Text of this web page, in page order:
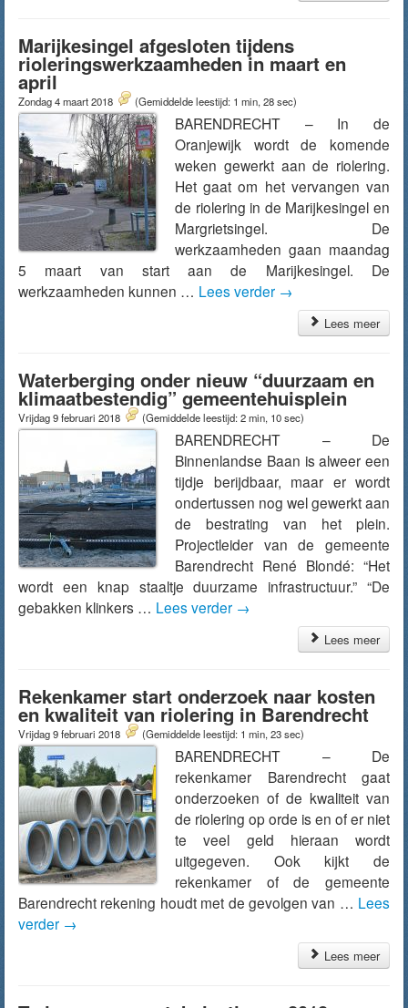
Marijkesingel afgesloten tijdens
rioleringswerkzaamheden in maart en
april
Zondag 4 maart 2018 (Gemiddelde leestijd: 1 min, 28 sec)
BARENDRECHT – In de
Oranjewijk wordt de komende
weken gewerkt aan de riolering.
Het gaat om het vervangen van
de riolering in de Marijkesingel en
Margrietsingel. De
werkzaamheden gaan maandag
5 maart van start aan de Marijkesingel. De
werkzaamheden kunnen … Lees verder →
Lees meer
Waterberging onder nieuw “duurzaam en
klimaatbestendig” gemeentehuisplein
Vrijdag 9 februari 2018 (Gemiddelde leestijd: 2 min, 10 sec)
BARENDRECHT – De
Binnenlandse Baan is alweer een
tijdje berijdbaar, maar er wordt
ondertussen nog wel gewerkt aan
de bestrating van het plein.
Projectleider van de gemeente
Barendrecht René Blondé: “Het
wordt een knap staaltje duurzame infrastructuur.” “De
gebakken klinkers … Lees verder →
Lees meer
Rekenkamer start onderzoek naar kosten
en kwaliteit van riolering in Barendrecht
Vrijdag 9 februari 2018 (Gemiddelde leestijd: 1 min, 23 sec)
BARENDRECHT – De
rekenkamer Barendrecht gaat
onderzoeken of de kwaliteit van
de riolering op orde is en of er niet
te veel geld hieraan wordt
uitgegeven. Ook kijkt de
rekenkamer of de gemeente
Barendrecht rekening houdt met de gevolgen van … Lees
verder →
Lees meer